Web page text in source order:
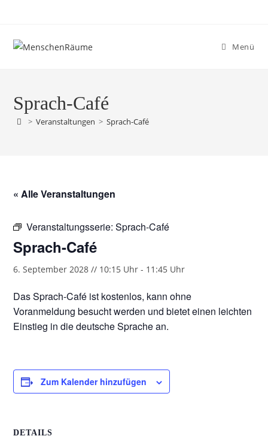
Menü
Sprach-Café
> Veranstaltungen > Sprach-Café
« Alle Veranstaltungen
Veranstaltungsserie:Sprach-Café
Sprach-Café
6. September 2028 // 10:15 Uhr - 11:45 Uhr
Das Sprach-Café ist kostenlos, kann ohne
Voranmeldung besucht werden und bietet einen leichten
Einstieg in die deutsche Sprache an.
Zum Kalender hinzufügen
DETAILS